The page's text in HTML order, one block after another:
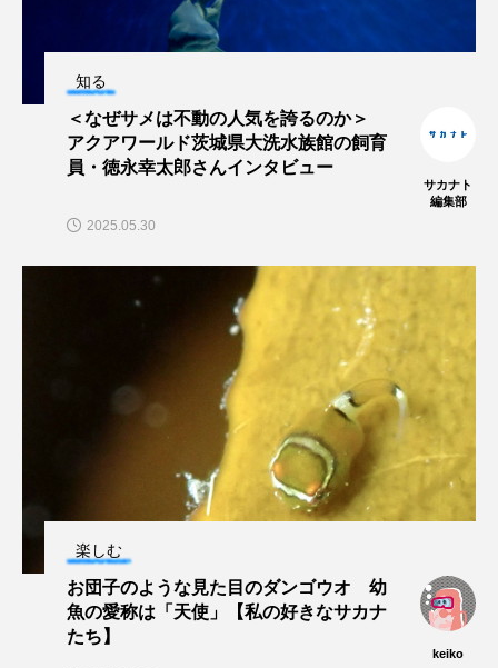
トド トラウツボ
ドキュメンタリー ドジョウ ドスイカ
ドチザメ ナマズ ナンヨウブダイ
ナンヨウマンタ
ニシキフウライウオ ニシシマドジョウ
ニセゴイシウツボ
ニホンカワウソ ニホンザリガニ
ニュウドウカジカ
ヌマガエル ヌマムツ
ネコギギ
ノロゲンゲ ハス ハゼ ハタタテダイ
ハナゴンドウ
知る
＜なぜサメは不動の人気を誇るのか＞
アクアワールド茨城県大洗水族館の飼育
員・徳永幸太郎さんインタビュー
サカナト
編集部
2025.05.30
楽しむ
お団子のような見た目のダンゴウオ 幼
魚の愛称は「天使」【私の好きなサカナ
たち】
keiko